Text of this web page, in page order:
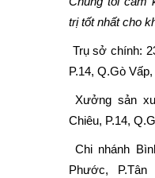
trị tốt nhất cho
Trụ sở chính:
P.14, Q.Gò
Xưởng sản
Chiêu, P.14,
Chi nhánh
Phước,